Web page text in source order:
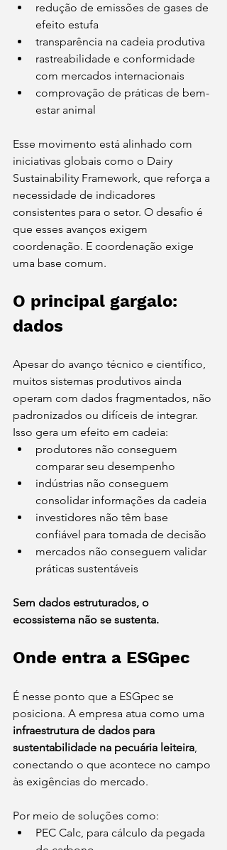
redução de emissões de gases de
efeito estufa
transparência na cadeia produtiva
rastreabilidade e conformidade
com mercados internacionais
comprovação de práticas de bem-
estar animal
Esse movimento está alinhado com
iniciativas globais como o Dairy
Sustainability Framework, que reforça a
necessidade de indicadores
consistentes para o setor. O desafio é
que esses avanços exigem
coordenação. E coordenação exige
uma base comum.
O principal gargalo:
dados
Apesar do avanço técnico e científico,
muitos sistemas produtivos ainda
operam com dados fragmentados, não
padronizados ou difíceis de integrar.
Isso gera um efeito em cadeia:
produtores não conseguem
comparar seu desempenho
indústrias não conseguem
consolidar informações da cadeia
investidores não têm base
confiável para tomada de decisão
mercados não conseguem validar
práticas sustentáveis
Sem dados estruturados, o
ecossistema não se sustenta.
Onde entra a ESGpec
É nesse ponto que a ESGpec se
posiciona. A empresa atua como uma
infraestrutura de dados para
sustentabilidade na pecuária leiteira,
conectando o que acontece no campo
às exigências do mercado.
Por meio de soluções como:
PEC Calc, para cálculo da pegada